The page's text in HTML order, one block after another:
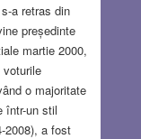
a retras din
președinte
martie 2000,
o majoritate
într-un stil
2008), a fost